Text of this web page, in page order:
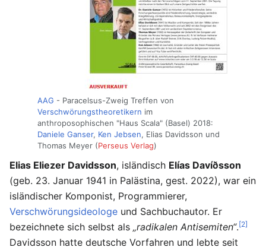
AAG - Paracelsus-Zweig Treffen von
Verschwörungstheoretikern im
anthroposophischen "Haus Scala" (Basel) 2018:
Daniele Ganser, Ken Jebsen, Elias Davidsson und
Thomas Meyer (Perseus Verlag)
Elias Eliezer Davidsson, isländisch Elías Davíðsson
(geb. 23. Januar 1941 in Palästina, gest. 2022), war ein
isländischer Komponist, Programmierer,
Verschwörungsideologe und Sachbuchautor. Er
bezeichnete sich selbst als „radikalen Antisemiten“.[2]
Davidsson hatte deutsche Vorfahren und lebte seit